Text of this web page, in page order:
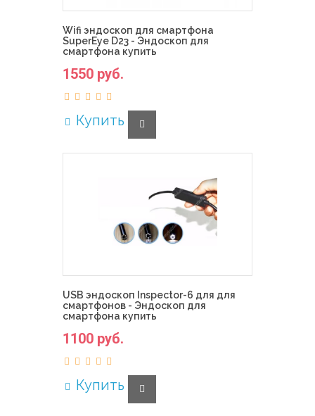
Wifi эндоскоп для смартфона
SuperEye D23 - Эндоскоп для
смартфона купить
1550 руб.
Купить
USB эндоскоп Inspector-6 для для
смартфонов - Эндоскоп для
смартфона купить
1100 руб.
Купить